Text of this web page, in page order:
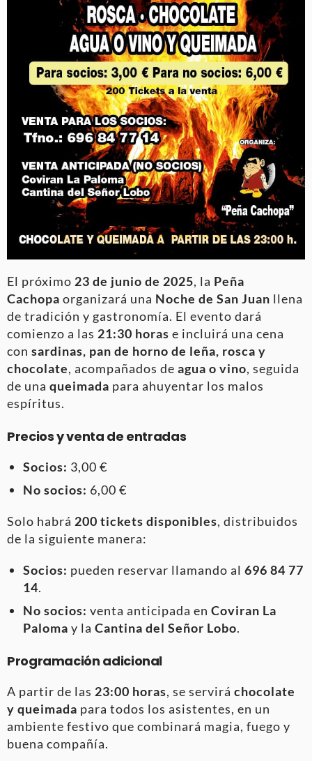
El próximo 23 de junio de 2025, la Peña
Cachopa organizará una Noche de San Juan llena
de tradición y gastronomía. El evento dará
comienzo a las 21:30 horas e incluirá una cena
con sardinas, pan de horno de leña, rosca y
chocolate, acompañados de agua o vino, seguida
de una queimada para ahuyentar los malos
espíritus.
Precios y venta de entradas
Socios: 3,00 €
No socios: 6,00 €
Solo habrá 200 tickets disponibles, distribuidos
de la siguiente manera:
Socios: pueden reservar llamando al 696 84 77
14.
No socios: venta anticipada en Coviran La
Paloma y la Cantina del Señor Lobo.
Programación adicional
A partir de las 23:00 horas, se servirá chocolate
y queimada para todos los asistentes, en un
ambiente festivo que combinará magia, fuego y
buena compañía.